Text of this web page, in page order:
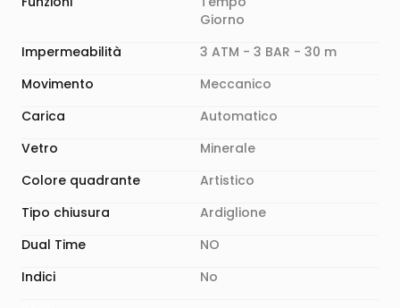
Giorno
Impermeabilità
3 ATM - 3 BAR - 30 m
Movimento
Meccanico
Carica
Automatico
Vetro
Minerale
Colore quadrante
Artistico
Tipo chiusura
Ardiglione
Dual Time
NO
Indici
No